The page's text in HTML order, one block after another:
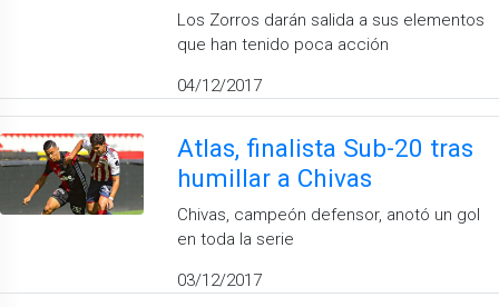
Los Zorros darán salida a sus elementos
que han tenido poca acción
04/12/2017
Atlas, finalista Sub-20 tras
humillar a Chivas
Chivas, campeón defensor, anotó un gol
en toda la serie
03/12/2017